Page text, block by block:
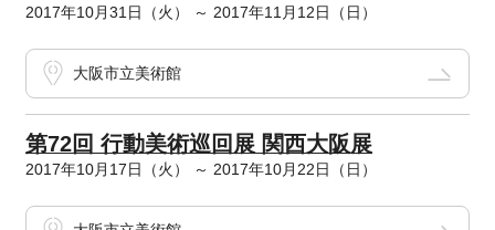
2017年10月31日（火） ～ 2017年11月12日（日）
大阪市立美術館
第72回 行動美術巡回展 関西大阪展
2017年10月17日（火） ～ 2017年10月22日（日）